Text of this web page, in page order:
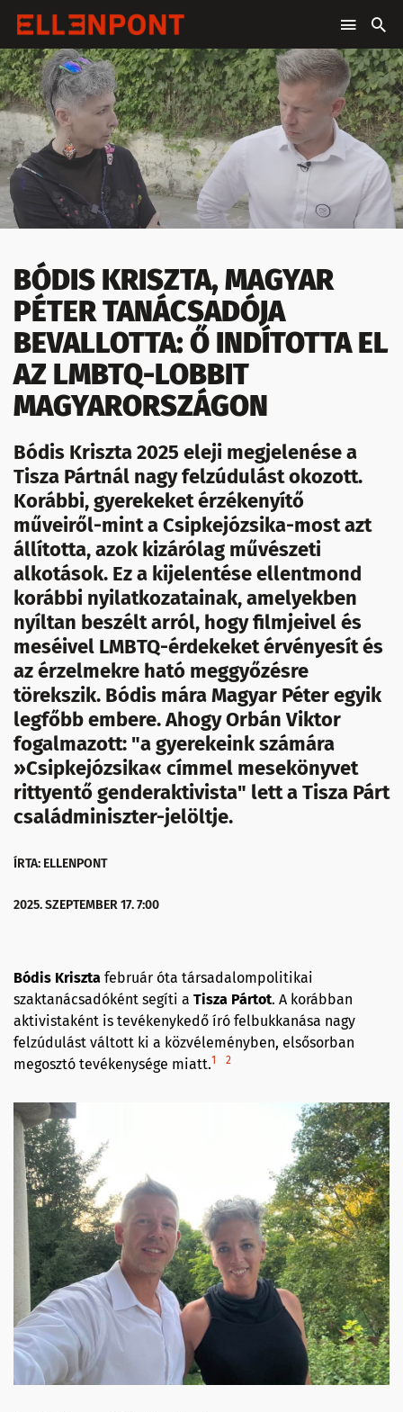
BÓDIS KRISZTA, MAGYAR
PÉTER TANÁCSADÓJA
BEVALLOTTA: Ő INDÍTOTTA EL
AZ LMBTQ-LOBBIT
MAGYARORSZÁGON
Bódis Kriszta 2025 eleji megjelenése a
Tisza Pártnál nagy felzúdulást okozott.
Korábbi, gyerekeket érzékenyítő
műveiről-mint a Csipkejózsika-most azt
állította, azok kizárólag művészeti
alkotások. Ez a kijelentése ellentmond
korábbi nyilatkozatainak, amelyekben
nyíltan beszélt arról, hogy filmjeivel és
meséivel LMBTQ-érdekeket érvényesít és
az érzelmekre ható meggyőzésre
törekszik. Bódis mára Magyar Péter egyik
legfőbb embere. Ahogy Orbán Viktor
fogalmazott: "a gyerekeink számára
»Csipkejózsika« címmel mesekönyvet
rittyentő genderaktivista" lett a Tisza Párt
családminiszter-jelöltje.
ÍRTA: ELLENPONT
2025. SZEPTEMBER 17. 7:00
Bódis Kriszta február óta társadalompolitikai
szaktanácsadóként segíti a Tisza Pártot. A korábban
aktivistaként is tevékenykedő író felbukkanása nagy
felzúdulást váltott ki a közvéleményben, elsősorban
megosztó tevékenysége miatt.1 2